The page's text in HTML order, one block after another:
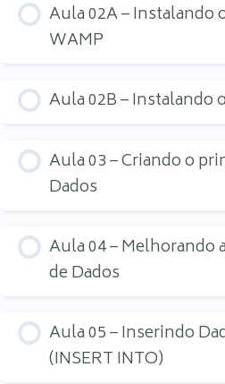
Aula 02A – Instalando
WAMP
Aula 02B – Instalando
Aula 03 – Criando o
Dados
Aula 04 – Melhorando
de Dados
Aula 05 – Inserindo
(INSERT INTO)